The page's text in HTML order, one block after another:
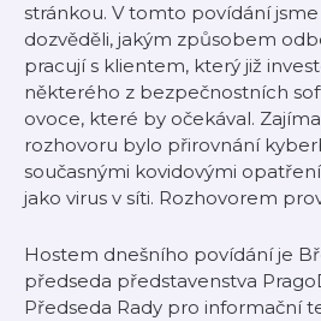
stránkou. V tomto povídání
dozvěděli, jakým způsobem
pracují s klientem, který již
některého z bezpečnostních
ovoce, které by očekával.
rozhovoru bylo přirovnání
současnými kovidovými
jako virus v síti. Rozhovorem
Hostem dnešního povídání je
předseda představenstva
Předseda Rady pro informační